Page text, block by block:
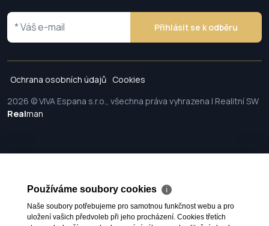
Přihlásit se k odběru
Ochrana osobních údajů Cookies
2026 © VIVA Espana s.r.o., všechna práva vyhrazena | Realitní SW
Realman
Používáme soubory cookies ℹ
Naše soubory potřebujeme pro samotnou funkčnost webu a pro
uložení vašich předvoleb při jeho procházení. Cookies třetích